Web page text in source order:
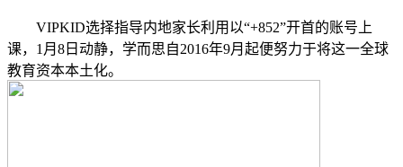
VIPKID选择指导内地家长利用以“+852”开首的账号上
课，1月8日动静，学而思自2016年9月起便努力于将这一全球
教育资本本土化。